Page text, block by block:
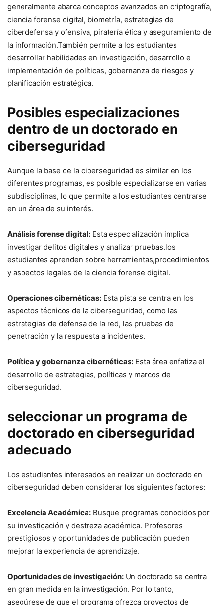
generalmente abarca conceptos avanzados en criptografía,
ciencia forense digital, biometría, estrategias de
ciberdefensa y ofensiva, piratería ética y ​aseguramiento de
la información.También permite a ‍los estudiantes
⁤desarrollar habilidades ‍en investigación, desarrollo e
implementación de‍ políticas, ⁤gobernanza de riesgos y
planificación estratégica.
Posibles especializaciones
dentro​ de un doctorado⁢ en
ciberseguridad
Aunque⁣ la base de la ciberseguridad es similar en los
⁤diferentes programas, es posible especializarse en varias
subdisciplinas, lo que permite a los estudiantes centrarse
en un área de⁣ su⁣ interés.
Análisis ‍forense digital: Esta especialización implica
investigar delitos digitales y ⁤analizar pruebas.los
estudiantes ⁤aprenden sobre ‍herramientas,procedimientos
y aspectos legales de la ciencia forense​ digital.
Operaciones cibernéticas: Esta pista‍ se centra en los
aspectos técnicos ‌de la ciberseguridad, como las
estrategias de defensa de la red,​ las pruebas de
penetración y la respuesta a incidentes.
Política y gobernanza cibernéticas: Esta área enfatiza el
‍desarrollo⁣ de estrategias, políticas y marcos de
ciberseguridad.
seleccionar un programa de
doctorado en ciberseguridad
adecuado
Los estudiantes interesados ​​en ⁤realizar un doctorado en
ciberseguridad deben ⁣considerar los siguientes factores:
Excelencia Académica: Busque programas conocidos‍ por
su ⁢investigación y destreza académica. Profesores
prestigiosos y ‌oportunidades de publicación pueden
mejorar la experiencia de aprendizaje.
Oportunidades de investigación: Un doctorado ​se centra
en gran medida en la‌ investigación. Por lo‌ tanto,
asegúrese de que el ⁢programa ofrezca proyectos de